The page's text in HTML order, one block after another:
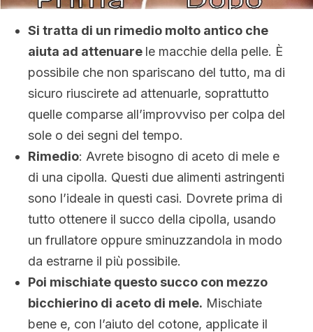
Si tratta di un rimedio molto antico che
aiuta ad attenuare le macchie della pelle. È
possibile che non spariscano del tutto, ma di
sicuro riuscirete ad attenuarle, soprattutto
quelle comparse all’improvviso per colpa del
sole o dei segni del tempo.
Rimedio: Avrete bisogno di aceto di mele e
di una cipolla. Questi due alimenti astringenti
sono l’ideale in questi casi. Dovrete prima di
tutto ottenere il succo della cipolla, usando
un frullatore oppure sminuzzandola in modo
da estrarne il più possibile.
Poi mischiate questo succo con mezzo
bicchierino di aceto di mele. Mischiate
bene e, con l’aiuto del cotone, applicate il